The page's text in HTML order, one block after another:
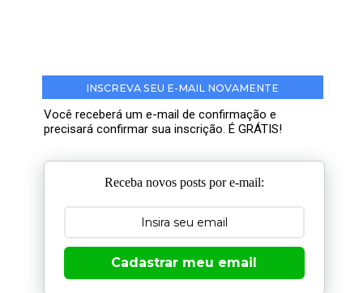
INSCREVA SEU E-MAIL NOVAMENTE
Você receberá um e-mail de confirmação e
precisará confirmar sua inscrição. É GRÁTIS!
Receba novos posts por e-mail:
Cadastrar meu email